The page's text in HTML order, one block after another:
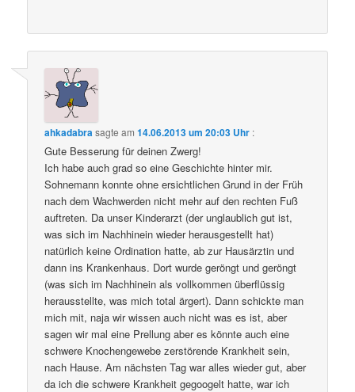
ahkadabrasagte am14.06.2013 um 20:03 Uhr :
Gute Besserung für deinen Zwerg!
Ich habe auch grad so eine Geschichte hinter mir.
Sohnemann konnte ohne ersichtlichen Grund in der Früh
nach dem Wachwerden nicht mehr auf den rechten Fuß
auftreten. Da unser Kinderarzt (der unglaublich gut ist,
was sich im Nachhinein wieder herausgestellt hat)
natürlich keine Ordination hatte, ab zur Hausärztin und
dann ins Krankenhaus. Dort wurde geröngt und geröngt
(was sich im Nachhinein als vollkommen überflüssig
herausstellte, was mich total ärgert). Dann schickte man
mich mit, naja wir wissen auch nicht was es ist, aber
sagen wir mal eine Prellung aber es könnte auch eine
schwere Knochengewebe zerstörende Krankheit sein,
nach Hause. Am nächsten Tag war alles wieder gut, aber
da ich die schwere Krankheit gegoogelt hatte, war ich